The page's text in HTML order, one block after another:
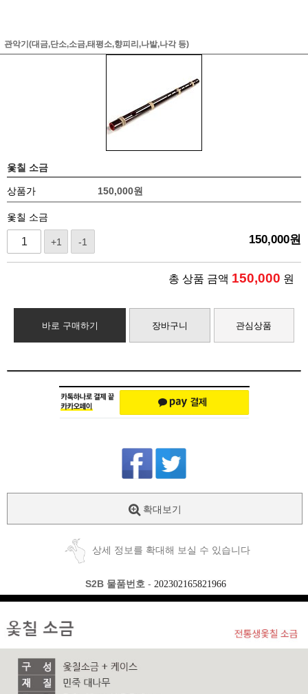
관악기(대금,단소,소금,태평소,향피리,나발,나각 등)
옻칠 소금
상품가 150,000원
옻칠 소금
+1 -1 150,000원
총 상품 금액 150,000 원
바로 구매하기 장바구니 관심상품
확대보기
상세 정보를 확대해 보실 수 있습니다
S2B 물품번호- 202302165821966